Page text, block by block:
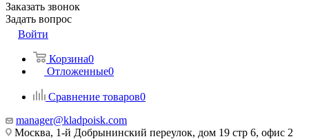
Заказать звонок
Задать вопрос
Войти
Корзина0
Отложенные0
Сравнение товаров0
manager@kladpoisk.com
Москва, 1-й Добрынинский переулок, дом 19 стр 6, офис 2